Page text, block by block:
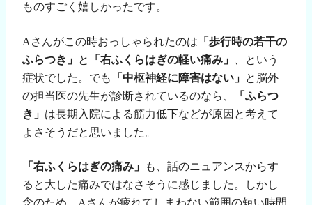
ものすごく嬉しかったです。
A さんがこの時おっしゃられたのは 「歩行時の若干の
ふらつき」 と 「右ふくらはぎの軽い痛み」
、という
症状でした。でも
「中枢神経に障害はない」 と脳外
の担当医の先生が診断されているのなら、
「ふらつ
き」 は長期入院による筋力低下などが原因と考えて
よさそうだと思いました。
「右ふくらはぎの痛み」
も、話のニュアンスからす
ると大した痛みではなさそうに感じました。しかし
念のため、 A さんが疲れてしまわない範囲の短い時間